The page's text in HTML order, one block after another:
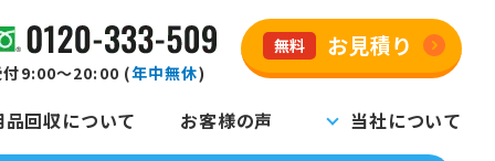
付9:00～20:00 (年中無休)
無料 お見積り
品回収について お客様の声 当社について